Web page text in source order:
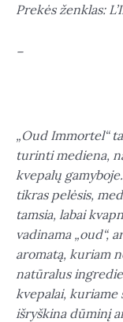
Prekės ženklas:
–
„Oud Immortel“
turinti mediena,
kvepalų
tikras pelėsis,
tamsia, labai
vadinama „oud“,
aromatą, kuriam
natūralus
kvepalai, kuriame
išryškina dūminį